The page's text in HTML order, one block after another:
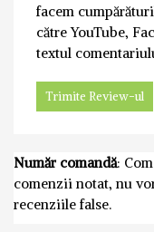
facem
către YouTube,
textul
Număr comandă:
comenzii notat, nu
recenziile false.